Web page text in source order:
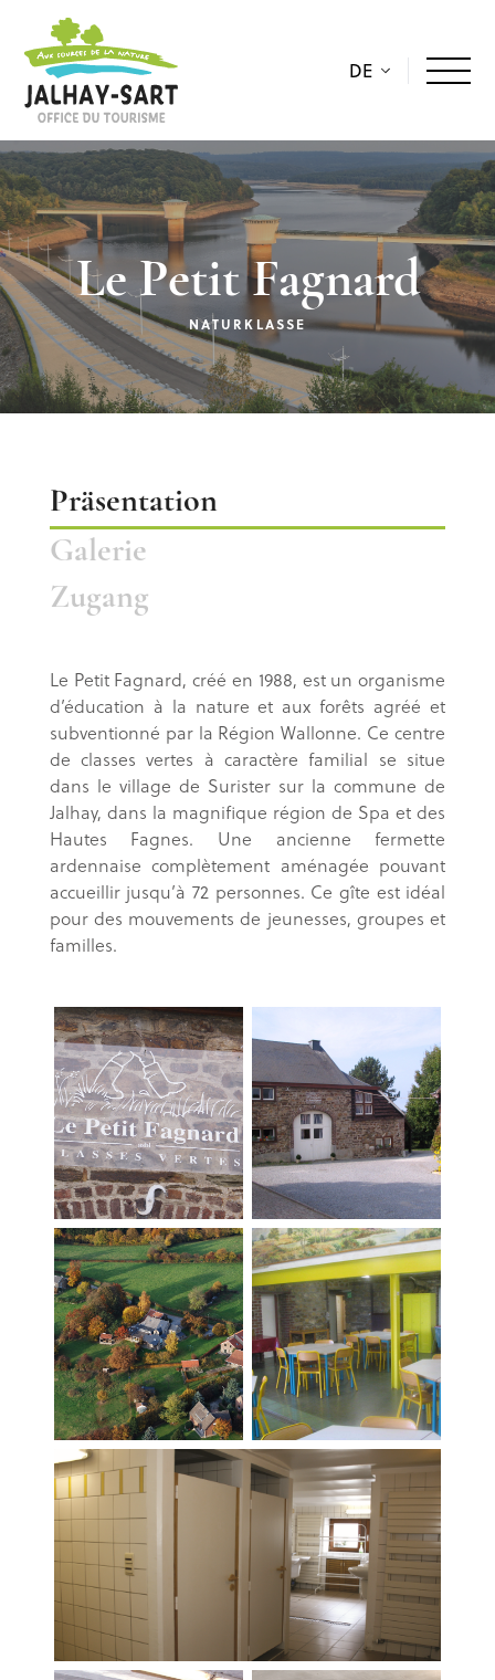
DE
Le Petit Fagnard
NATURKLASSE
Präsentation
Galerie
Zugang
Le Petit Fagnard, créé en 1988, est un organisme
d’éducation à la nature et aux forêts agréé et
subventionné par la Région Wallonne. Ce centre
de classes vertes à caractère familial se situe
dans le village de Surister sur la commune de
Jalhay, dans la magnifique région de Spa et des
Hautes Fagnes. Une ancienne fermette
ardennaise complètement aménagée pouvant
accueillir jusqu’à 72 personnes. Ce gîte est idéal
pour des mouvements de jeunesses, groupes et
familles.